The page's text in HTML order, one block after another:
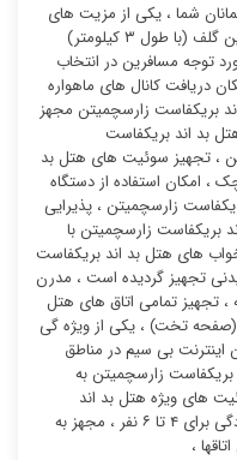
شما ، یکی از مزیت های
این هتل بد اند بریکفاست زارسچمیتن زمین گلف (با طول ۳ کیلومتر)
توجه مسافرین در انتخاب
دریافت کانال های ماهواره
بریکفاست زارسچمیتن مجهز
بد اند بریکفاست
، تجهیز سوئیت ‌های هتل بد
، امکان استفاده از دستگاه
زارسچمیتن ، پذیرایی
بریکفاست زارسچمیتن با
های هتل بد اند بریکفاست
تجهیز گردیده است ، مدرن
تجهیز تمامی اتاق های هتل
(صفحه تخت) ، یکی از ویژه گی
بی سیم در مناطق
زارسچمیتن به
‌های ویژه هتل بد اند
بریکفاست زارسچمیتن مجهز به اتاق خانوادگی برای ۴ تا ۶ نفر ، مجهز به
،